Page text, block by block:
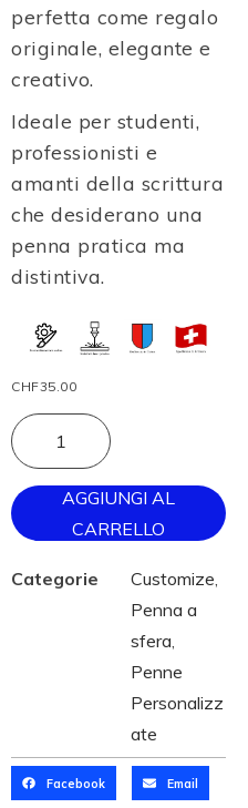
perfetta come regalo
originale, elegante e
creativo.
Ideale per studenti,
professionisti e
amanti della scrittura
che desiderano una
penna pratica ma
distintiva.
CHF35.00
AGGIUNGI AL
CARRELLO
Categorie Customize
Penna a
sfera
Penne
Personalizz
ate
Facebook Email